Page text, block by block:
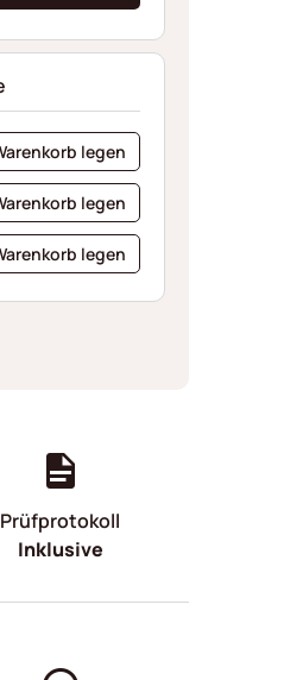
legen
legen
legen
Prüfprotokoll
Inklusive